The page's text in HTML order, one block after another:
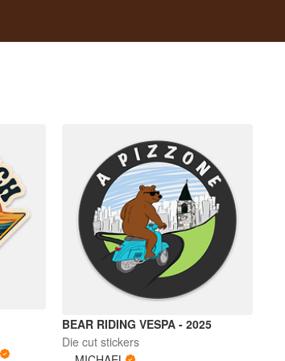
BEAR RIDING VESPA - 2025
Die cut stickers